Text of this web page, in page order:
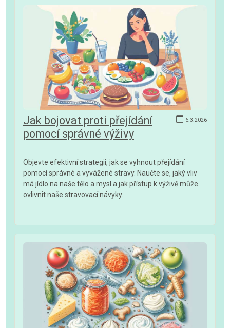
6.3.2026
Jak bojovat proti přejídání
pomocí správné výživy
Objevte efektivní strategii, jak se vyhnout přejídání
pomocí správné a vyvážené stravy. Naučte se, jaký vliv
má jídlo na naše tělo a mysl a jak přístup k výživě může
ovlivnit naše stravovací návyky.